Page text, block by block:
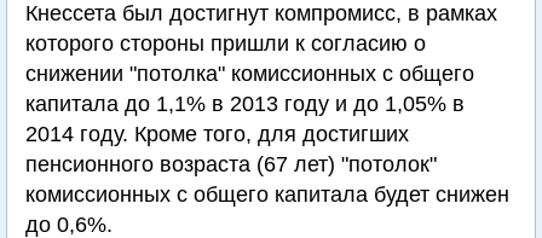
Кнессета был достигнут компромисс, в рамках
которого стороны пришли к согласию о
снижении "потолка" комиссионных с общего
капитала до 1,1% в 2013 году и до 1,05% в
2014 году. Кроме того, для достигших
пенсионного возраста (67 лет) "потолок"
комиссионных с общего капитала будет снижен
до 0,6%.